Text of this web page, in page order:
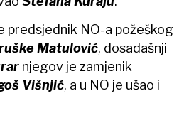
predsjednik NO-a požeškog
Matulović, dosadašnji
njegov je zamjenik
Višnjić, a u NO je ušao i